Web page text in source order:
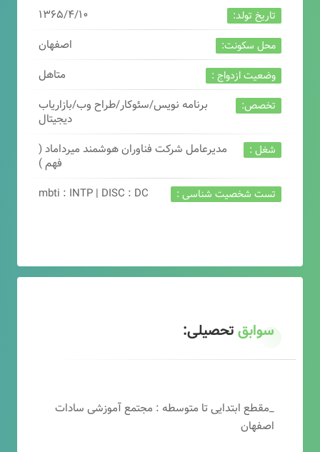
تاریخ تولد: ۱۳۶۵/۴/۱۰
محل سکونت: اصفهان
وضعیت ازدواج : متاهل
تخصص:
برنامه نویس/سئوکار/طراح وب/بازاریاب
دیجیتال
شغل :
مدیرعامل شرکت فناوران هوشمند میرداماد (
فهم )
تست شخصیت شناسی : mbti : INTP | DISC : DC
سوابقتحصیلی:
_مقطع ابتدایی تا متوسطه : مجتمع آموزشی سادات
اصفهان